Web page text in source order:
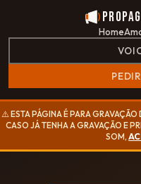
Home
⚠️ ESTA PÁGINA É PARA
CASO JÁ TENHA A GRAVAÇÃO E
SOM,